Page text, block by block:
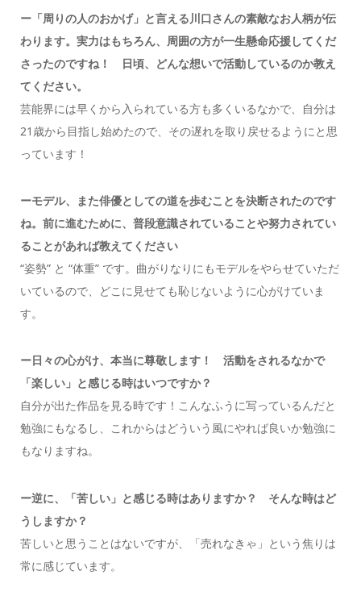
ー「周りの人のおかげ」と言える川口さんの素敵なお人柄が伝
わります。実力はもちろん、周囲の方が一生懸命応援してくだ
さったのですね！ 日頃、どんな想いで活動しているのか教え
てください。
芸能界には早くから入られている方も多くいるなかで、自分は
21歳から目指し始めたので、その遅れを取り戻せるようにと思
っています！
ーモデル、また俳優としての道を歩むことを決断されたのです
ね。前に進むために、普段意識されていることや努力されてい
ることがあれば教えてください
“姿勢” と “体重” です。曲がりなりにもモデルをやらせていただ
いているので、どこに見せても恥じないように心がけていま
す。
ー日々の心がけ、本当に尊敬します！ 活動をされるなかで
「楽しい」と感じる時はいつですか？
自分が出た作品を見る時です！こんなふうに写っているんだと
勉強にもなるし、これからはどういう風にやれば良いか勉強に
もなりますね。
ー逆に、「苦しい」と感じる時はありますか？ そんな時はど
うしますか？
苦しいと思うことはないですが、「売れなきゃ」という焦りは
常に感じています。